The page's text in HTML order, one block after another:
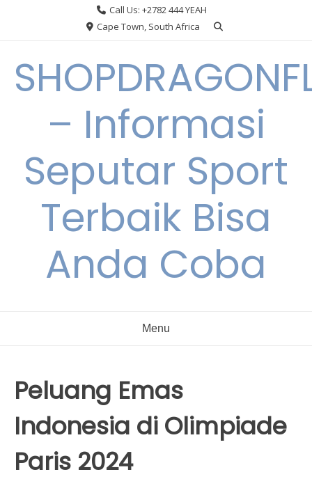
Call Us: +2782 444 YEAH
Cape Town, South Africa
– Informasi
Seputar Sport
Terbaik Bisa
Anda Coba
Menu
Peluang Emas
Indonesia di Olimpiade
Paris 2024